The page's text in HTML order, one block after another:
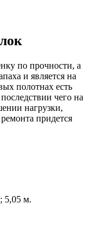
по прочности, а
и является на
полотнах есть
чего на
нагрузки,
придется
5,05 м.